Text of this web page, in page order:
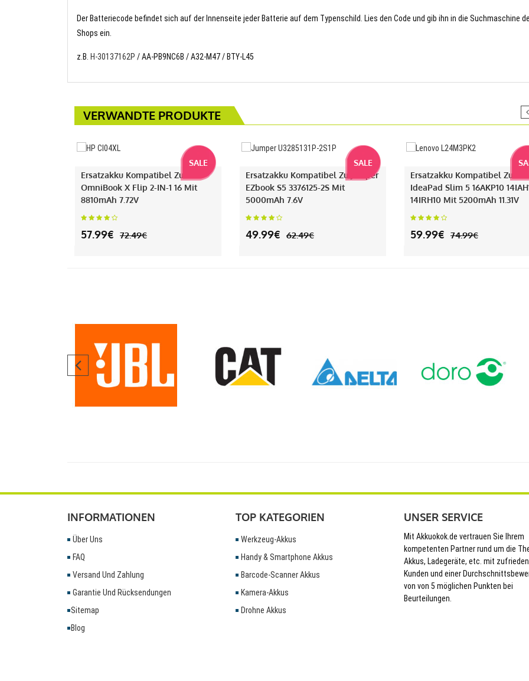
Der Batteriecode befindet sich auf der Innenseite jeder Batterie auf dem Typenschild. Lies den Code und gib ihn in die Suchmaschine
Shops ein.
z.B. H-30137162P / AA-PB9NC6B / A32-M47 / BTY-L45
VERWANDTE PRODUKTE
SALE
Ersatzakku Kompatibel Zu HP
OmniBook X Flip 2-IN-1 16 Mit
8810mAh 7.72V
57.99€ 72.49€
SALE
Ersatzakku Kompatibel Zu Jumper
EZbook S5 3376125-2S Mit
5000mAh 7.6V
49.99€ 62.49€
Ersatzakku Kompatibel Zu
IdeaPad Slim 5 16AKP10
14IRH10 Mit 5200mAh 11.31V
59.99€ 74.99€
INFORMATIONEN
Über Uns
FAQ
Versand Und Zahlung
Garantie Und Rücksendungen
Sitemap
Blog
TOP KATEGORIEN
Werkzeug-Akkus
Handy & Smartphone Akkus
Barcode-Scanner Akkus
Kamera-Akkus
Drohne Akkus
UNSER SERVICE
Mit Akkuokok.de vertrauen Sie Ihrem
kompetenten Partner rund um die
Akkus, Ladegeräte, etc. mit
Kunden und einer
von von 5 möglichen Punkten bei
Beurteilungen.